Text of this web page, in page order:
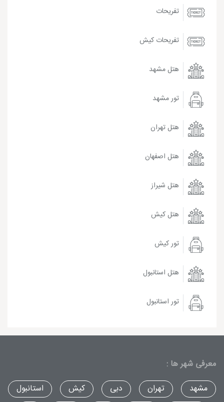
تفریحات
تفریحات کیش
هتل مشهد
تور مشهد
هتل تهران
هتل اصفهان
هتل شیراز
هتل کیش
تور کیش
هتل استانبول
تور استانبول
معرفی شهر ها :
مشهد
تهران دبی کیش استانبول